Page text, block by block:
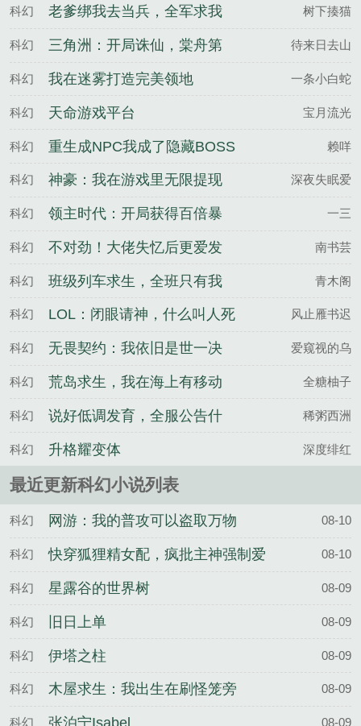
科幻
老爹绑我去当兵，全军求我
当教官林辉赵明远
树下揍猫
科幻
三角洲：开局诛仙，棠舟第
一武将
待来日去山
科幻 我在迷雾打造完美领地 一条小白蛇
科幻 天命游戏平台 宝月流光
科幻 重生成NPC我成了隐藏BOSS 赖咩
科幻 神豪：我在游戏里无限提现 深夜失眠爱
科幻
领主时代：开局获得百倍暴
击！
一三
科幻
不对劲！大佬失忆后更爱发
疯了！
南书芸
科幻
班级列车求生，全班只有我
是男生
青木阁
科幻
LOL：闭眼请神，什么叫人死
了
风止雁书迟
科幻 无畏契约：我依旧是世一决 爱窥视的乌
科幻
荒岛求生，我在海上有移动
城堡
全糖柚子
科幻
说好低调发育，全服公告什
么鬼？
稀粥西洲
科幻 升格耀变体 深度绯红
最近更新科幻小说列表
科幻 网游：我的普攻可以盗取万物 08-10
科幻 快穿狐狸精女配，疯批主神强制爱 08-10
科幻 星露谷的世界树 08-09
科幻 旧日上单 08-09
科幻 伊塔之柱 08-09
科幻 木屋求生：我出生在刷怪笼旁 08-09
科幻 08-09